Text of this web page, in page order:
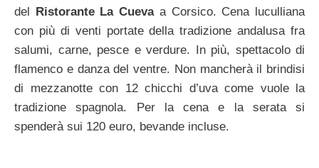
del Ristorante La Cuevaa Corsico. Cena luculliana
con più di venti portate della tradizione andalusa fra
salumi, carne, pesce e verdure. In più, spettacolo di
flamenco e danza del ventre. Non mancherà il brindisi
di mezzanotte con 12 chicchi d’uva come vuole la
tradizione spagnola. Per la cena e la serata si
spenderà sui 120 euro, bevande incluse.